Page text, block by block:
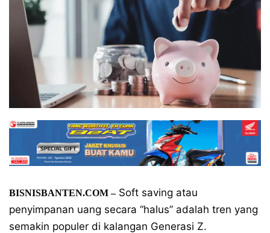
BISNISBANTEN.COM –Soft saving atau
penyimpanan uang secara “halus” adalah tren yang
semakin populer di kalangan Generasi Z.